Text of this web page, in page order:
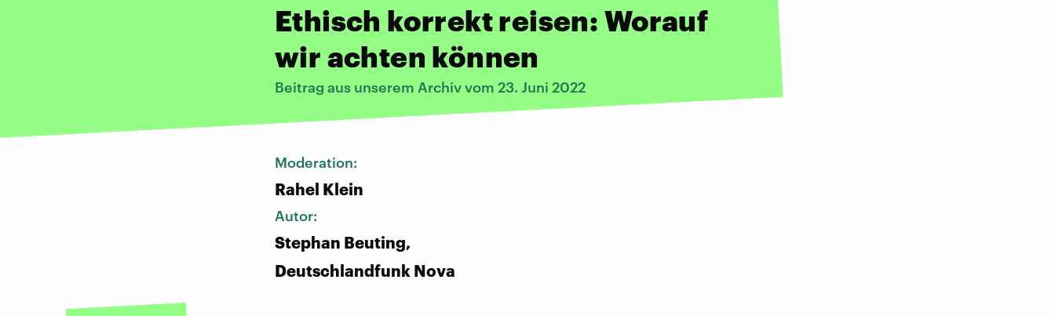
Ethisch korrekt reisen: Worauf
wir achten können
Beitrag aus unserem Archiv vom 23. Juni 2022
Moderation:
Rahel Klein
Autor:
Stephan Beuting,
Deutschlandfunk Nova